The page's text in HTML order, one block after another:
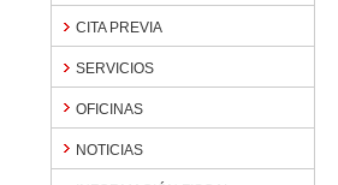
CITA PREVIA
SERVICIOS
OFICINAS
NOTICIAS